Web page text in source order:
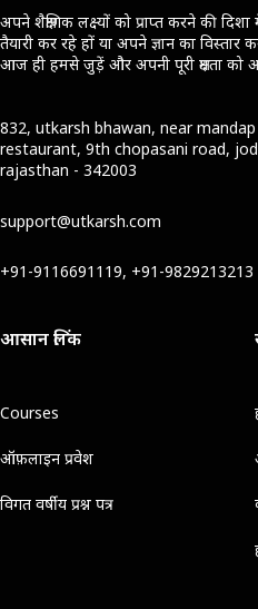
अपने शैक्षणिक लक्ष्यों को प्राप्त करने की
तैयारी कर रहे हों या अपने ज्ञान का
आज ही हमसे जुड़ें और अपनी पूरी क्षमता को
832, utkarsh bhawan, near mandap
restaurant, 9th chopasani road,
rajasthan - 342003
support@utkarsh.com
+91-9116691119, +91-9829213213
आसान लिंक
Courses
ऑफ़लाइन प्रवेश
विगत वर्षीय प्रश्न पत्र